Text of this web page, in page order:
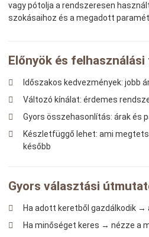
vagy pótolja a rendszeresen
szokásaihoz és a megadott
Előnyök és
Időszakos kedvezmények: jobb
Változó kínálat: érdemes
Gyors összehasonlítás: árak és
Készletfüggő lehet: ami
később
Gyors választási
Ha adott keretből gazdálkodik
Ha minőséget keres → nézze a